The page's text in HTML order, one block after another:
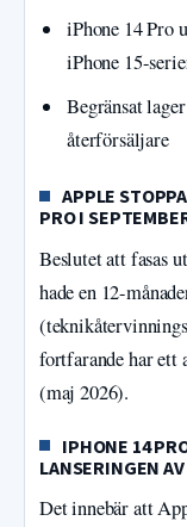
iPhone 14 Pro
iPhone 15-
Begränsat
återförsäljare
APPLE
PRO I
Beslutet att fasas
hade en 12-
fortfarande har ett
(maj 2026).
IPHONE 14
LANSERINGEN
Det innebär att